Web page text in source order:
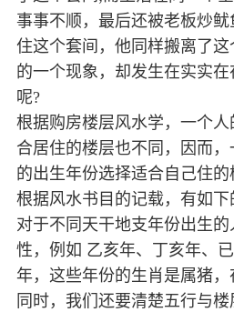
事事不顺，最后还被老板炒
住这个套间，他同样搬离了
的一个现象，却发生在实实
呢?
根据购房楼层风水学，一个
合居住的楼层也不同，因而
的出生年份选择适合自己住的
根据风水书目的记载，有如下
对于不同天干地支年份出生
性，例如 乙亥年、丁亥年、
年，这些年份的生肖是属猪，
同时，我们还要清楚五行与